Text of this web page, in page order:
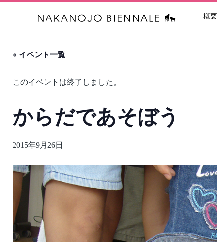
中之条ビエ
概要
« イベント一覧
このイベントは終了しました。
からだであそぼう
2015年9月26日